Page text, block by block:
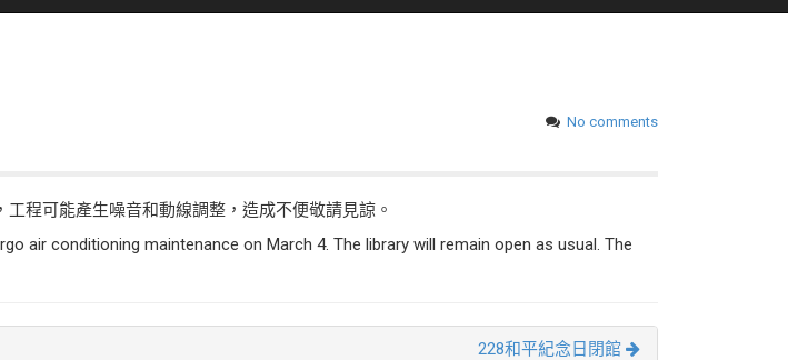
No comments
程可能產生噪音和動線調整，造成不便敬請見諒。
air conditioning maintenance on March 4. The library will remain open as usual. The
228和平紀念日閉館